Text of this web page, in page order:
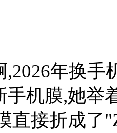
,2026年换手
手机膜,她举
直接折成了